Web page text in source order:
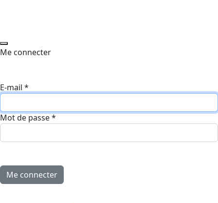
Me connecter
E-mail *
Mot de passe*